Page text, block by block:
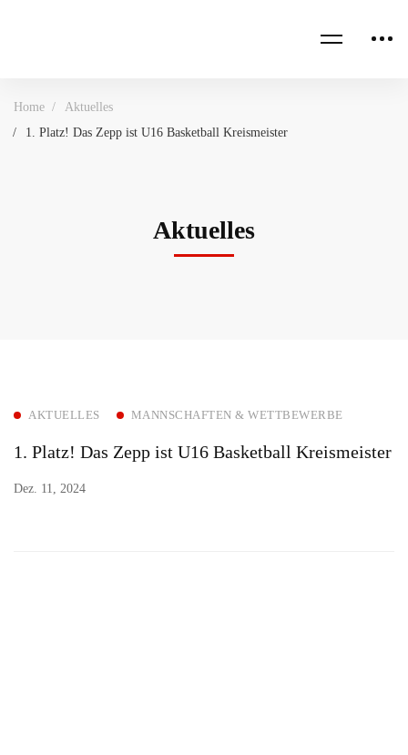
Home
Aktuelles
1. Platz! Das Zepp ist U16 Basketball Kreismeister
Aktuelles
AKTUELLES MANNSCHAFTEN & WETTBEWERBE
1. Platz! Das Zepp ist U16 Basketball Kreismeister
Dez. 11, 2024